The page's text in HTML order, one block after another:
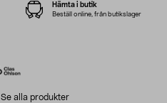
Se alla produkter
Hämta i butik
Beställ online, från butikslager